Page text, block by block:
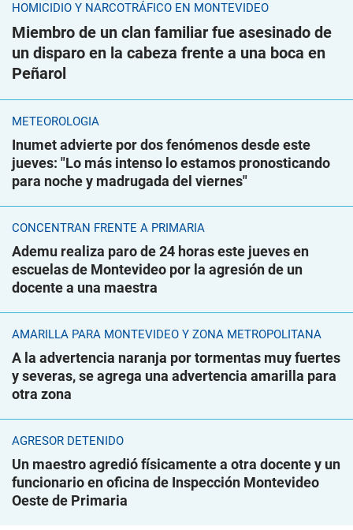
HOMICIDIO Y NARCOTRÁFICO EN MONTEVIDEO
Miembro de un clan familiar fue asesinado de
un disparo en la cabeza frente a una boca en
Peñarol
METEOROLOGÍA
Inumet advierte por dos fenómenos desde este
jueves: "Lo más intenso lo estamos pronosticando
para noche y madrugada del viernes"
CONCENTRAN FRENTE A PRIMARIA
Ademu realiza paro de 24 horas este jueves en
escuelas de Montevideo por la agresión de un
docente a una maestra
AMARILLA PARA MONTEVIDEO Y ZONA METROPOLITANA
A la advertencia naranja por tormentas muy fuertes
y severas, se agrega una advertencia amarilla para
otra zona
AGRESOR DETENIDO
Un maestro agredió físicamente a otra docente y un
funcionario en oficina de Inspección Montevideo
Oeste de Primaria